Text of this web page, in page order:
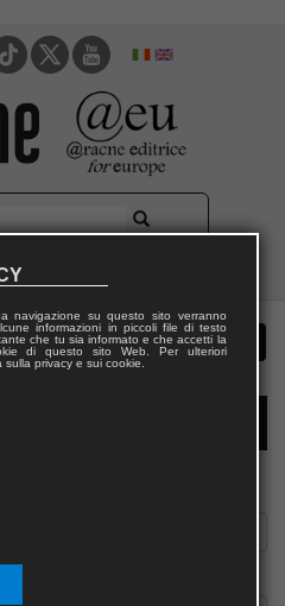
navigazione su questo sito verranno
informazioni in piccoli file di testo
che tu sia informato e che accetti la
di questo sito Web. Per ulteriori
privacy e sui cookie.